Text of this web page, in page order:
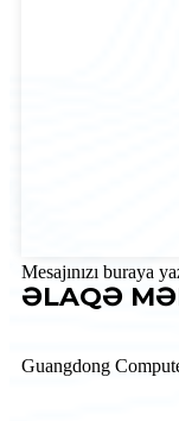
Mesajınızı buraya
ƏLAQƏ
Guangdong